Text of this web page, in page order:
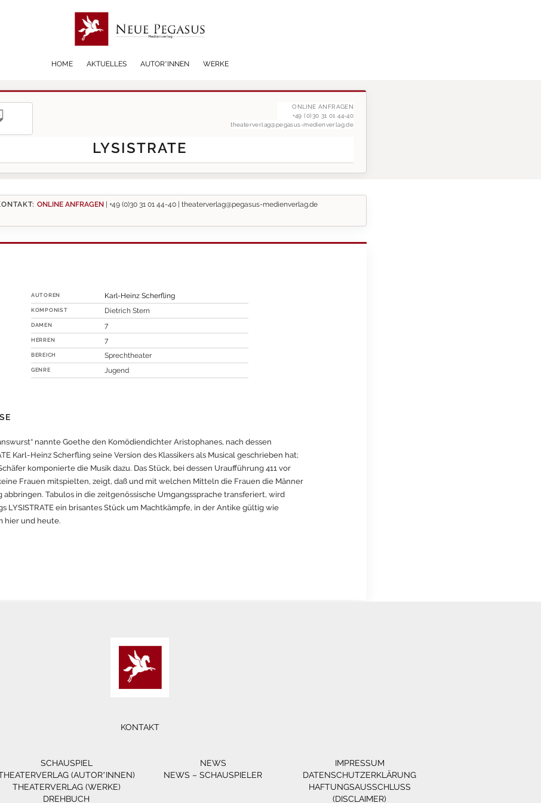
HOME AKTUELLES AUTOR*INNEN WERKE
ONLINE ANFRAGEN
+49 (0)30 31 01 44-40
theaterverlag@pegasus-medienverlag.de
LYSISTRATE
ONLINE ANFRAGEN |+49 (0)30 31 01 44-40 |theaterverlag@pegasus-medienverlag.de
AUTOREN Karl-Heinz Scherfling
KOMPONIST Dietrich Stern
DAMEN 7
HERREN 7
BEREICH Sprechtheater
GENRE Jugend
nannte Goethe den Komödiendichter Aristophanes, nach dessen
Karl-Heinz Scherfling seine Version des Klassikers als Musical geschrieben hat;
komponierte die Musik dazu. Das Stück, bei dessen Uraufführung 411 vor
Frauen mitspielten, zeigt, daß und mit welchen Mitteln die Frauen die Männer
abbringen. Tabulos in die zeitgenössische Umgangssprache transferiert, wird
LYSISTRATE ein brisantes Stück um Machtkämpfe, in der Antike gültig wie
hier und heute.
KONTAKT
SCHAUSPIEL
(AUTOR*INNEN)
THEATERVERLAG (WERKE)
DREHBUCH
NEWS
NEWS – SCHAUSPIELER
IMPRESSUM
DATENSCHUTZERKLÄRUNG
HAFTUNGSAUSSCHLUSS
(DISCLAIMER)